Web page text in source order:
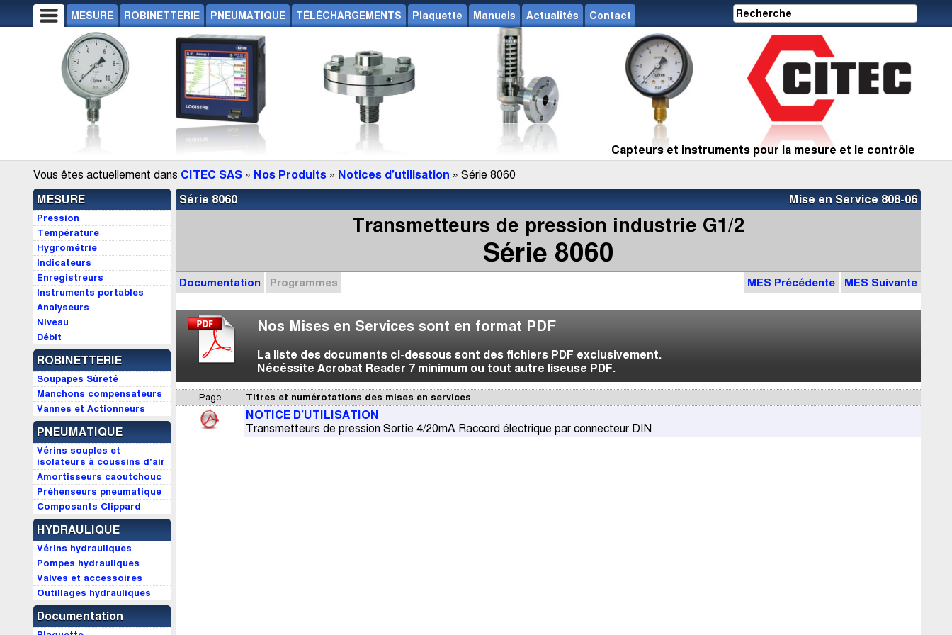
MESURE ROBINETTERIE PNEUMATIQUE TÉLÉCHARGEMENTS Plaquette Manuels Actualités Contact
Capteurs et instruments pour la mesure et le contrôle
Vous êtes actuellement dans CITEC SAS » Nos Produits » Notices d’utilisation » Série 8060
MESURE
Pression
Température
Hygrométrie
Indicateurs
Enregistreurs
Instruments portables
Analyseurs
Niveau
Débit
ROBINETTERIE
Soupapes Sûreté
Manchons compensateurs
Vannes et Actionneurs
PNEUMATIQUE
Vérins souples et
isolateurs à coussins d'air
Amortisseurs caoutchouc
Préhenseurs pneumatique
Composants Clippard
HYDRAULIQUE
Vérins hydrauliques
Pompes hydrauliques
Valves et accessoires
Outillages hydrauliques
Documentation
Mise en Service 808-06
Série 8060
Transmetteurs de pression industrie G1/2
Série 8060
MES Précédente MES Suivante
Documentation Programmes
Nos Mises en Services sont en format PDF
La liste des documents ci-dessous sont des fichiers PDF exclusivement.
Nécéssite Acrobat Reader 7 minimum ou tout autre liseuse PDF.
Page Titres et numérotations des mises en services
NOTICE D’UTILISATION
Transmetteurs de pression Sortie 4/20mA Raccord électrique par connecteur DIN